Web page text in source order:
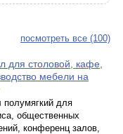
посмотреть все (100)
для столовой, кафе,
мебели на
полумягкий для
общественных
конференц залов,